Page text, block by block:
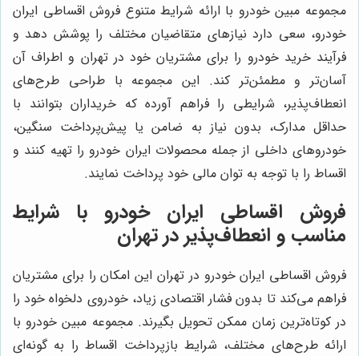
مجموعه مبین خودرو با ارائه شرایط متنوع فروش اقساطی ایران
خودرو، سعی دارد نیازهای متقاضیان مختلف را پوشش دهد و
فرآیند خرید خودرو را برای مشتریان خود در تهران و اطراف آن
آسان‌تر و مطمئن‌تر کند. این مجموعه با طراحی طرح‌های
انعطاف‌پذیر، شرایطی را فراهم آورده که خریداران بتوانند با
حداقل مدارک، بدون نیاز به ضامن یا پیش‌پرداخت سنگین،
خودروهای داخلی از جمله محصولات ایران خودرو را تهیه کنند و
اقساط را با توجه به توان مالی خود پرداخت نمایند.
فروش اقساطی ایران خودرو با شرایط
مناسب و انعطاف‌پذیر در تهران
فروش اقساطی ایران خودرو در تهران این امکان را برای مشتریان
فراهم می‌کند تا بدون فشار اقتصادی زیاد، خودروی دلخواه خود را
در کوتاه‌ترین زمان ممکن تحویل بگیرند. مجموعه مبین خودرو با
ارائه طرح‌های مختلف، شرایط بازپرداخت اقساط را به گونه‌ای